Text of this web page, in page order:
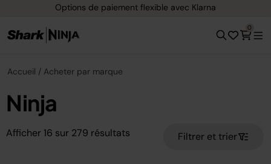
de paiement flexible avec Klarna
0
Accueil Acheter par marque
Ninja
Afficher 16 sur 279 résultats Filtrer et trier